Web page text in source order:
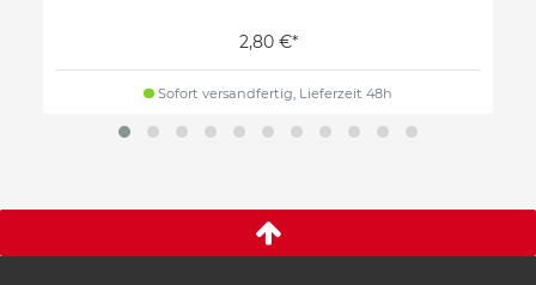
2,80 €*
Sofort versandfertig, Lieferzeit 48h